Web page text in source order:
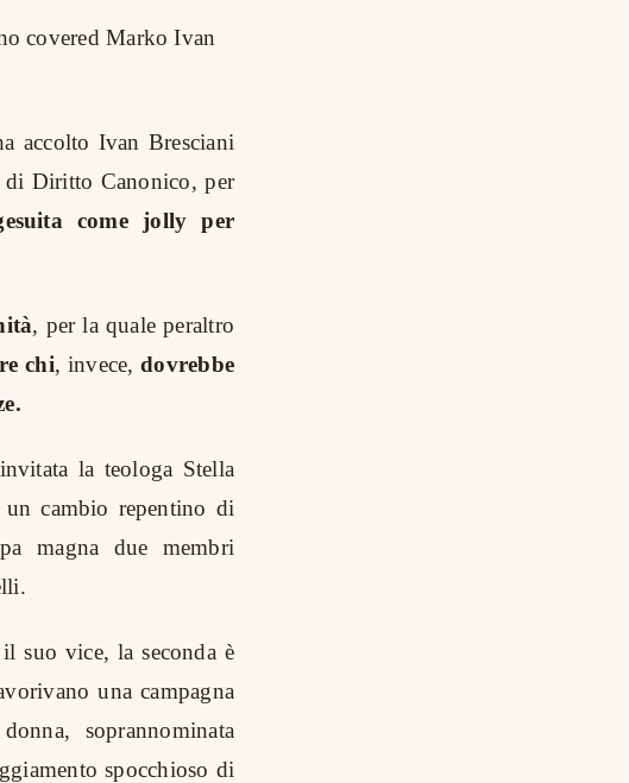
covered Marko Ivan
accolto Ivan Bresciani
di Diritto Canonico, per
come jolly per
, per la quale peraltro
chi, invece,dovrebbe
la teologa Stella
cambio repentino di
magna due membri
suo vice, la seconda è
una campagna
soprannominata
spocchioso di